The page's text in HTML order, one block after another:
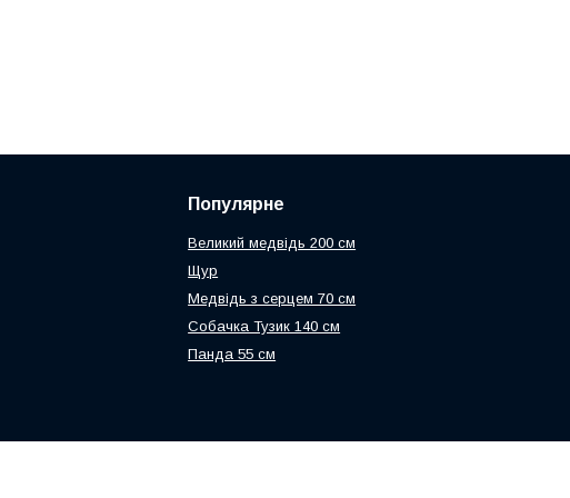
Популярне
Великий медвідь 200 см
Щур
Медвідь з серцем 70 см
Собачка Тузик 140 см
Панда 55 см